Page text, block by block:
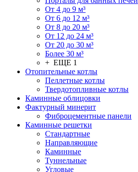
От 4 до 9 м³
От 6 до 12 м³
От 8 до 20 м³
От 12 до 24 м³
От 20 до 30 м³
Более 30 м³
+ ЕЩЕ 1
Отопительные котлы
Пеллетные котлы
Твердотопливные котлы
Каминные облицовки
Фактурный минерит
Фиброцементные панели
Каминные решетки
Стандартные
Направляющие
Каминные
Туннельные
Угловые